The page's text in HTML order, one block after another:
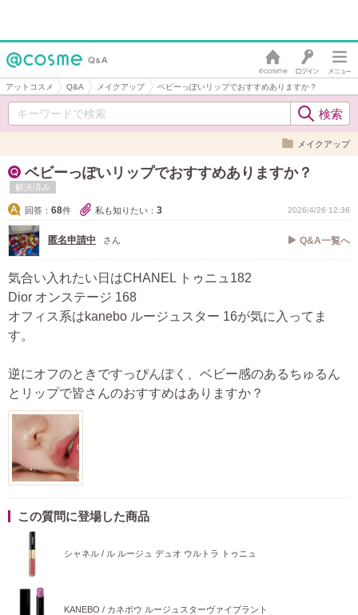
アットコスメ Q&A メイクアップ ベビーっぽいリップでおすすめありますか？
メイクアップ
ベビーっぽいリップでおすすめありますか？
解決済み
回答： 68件 私も知りたい： 3 2026/4/26 12:36
匿名申請中 さん Q&A一覧へ
気合い入れたい日はCHANEL トゥニュ182
Dior オンステージ 168
オフィス系はkanebo ルージュスター 16が気に入ってま
す。
逆にオフのときですっぴんぽく、ベビー感のあるちゅるん
とリップで皆さんのおすすめはありますか？
この質問に登場した商品
シャネル / ル ルージュ デュオ ウルトラ トゥニュ
KANEBO / カネボウ ルージュスターヴァイブラント